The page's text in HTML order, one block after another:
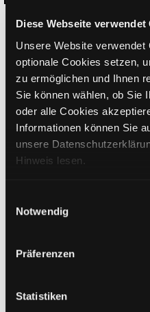
Diese Webseite verwendet
Unsere Website
optionale Cookies setzen,
zu ermöglichen und Ihnen
Sie können wählen, ob Sie
oder alle Cookies
Informationen können Sie
unsere
Hinweis lesen.
Notwendig
Präferenzen
Statistiken
GRÖSSE WÄHLEN
119 inkl. MwSt. / exkl. Versand
BITTE WÄHLEN SIE EINE GRÖSSE
IN DEN
GRÖSSENANGABEN
PFLEGEHINWEISE